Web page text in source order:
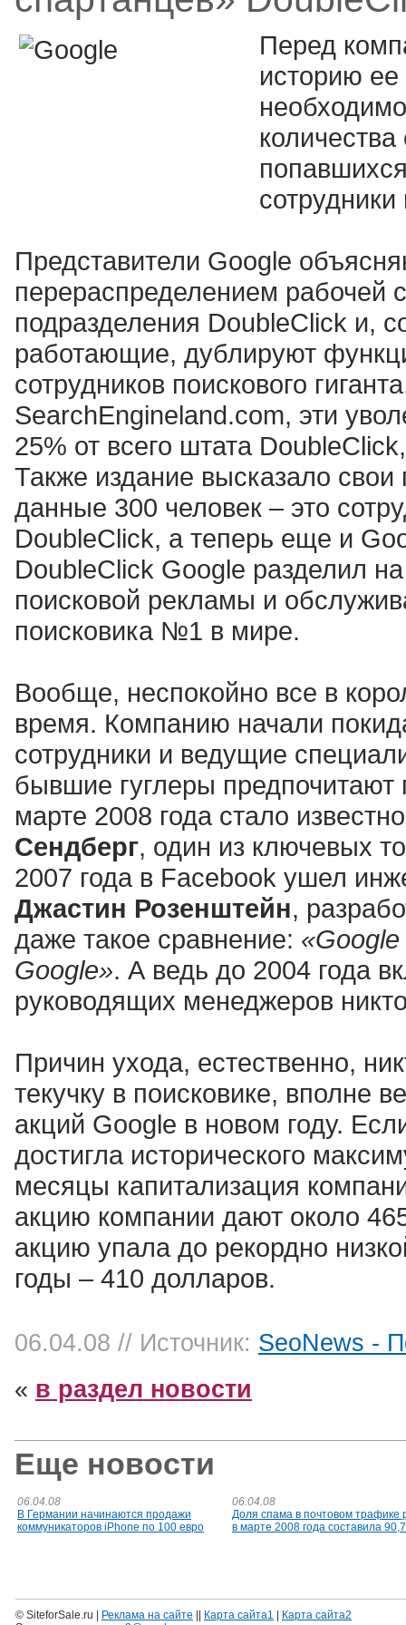
Перед
историю
Представители Google
перераспределением рабочей
подразделения DoubleClick и,
работающие, дублируют
сотрудников поискового
SearchЕngineland.com, эти
25% от всего штата
Также издание высказало свои
данные 300 человек – это
DoubleClick, а теперь еще и
DoubleClick Google разделил
поисковой рекламы и
поисковика №1 в мире.
Вообще, неспокойно все в
время. Компанию начали
сотрудники и ведущие
бывшие гуглеры предпочитают
марте 2008 года стало
Сендберг, один из ключевых
2007 года в Facebook ушел
Джастин Розенштейн,
даже такое сравнение:
Google». А ведь до 2004 года
руководящих менеджеров
Причин ухода, естественно,
текучку в поисковике, вполне
акций Google в новом году.
достигла исторического
месяцы капитализация
акцию компании дают около
акцию упала до рекордно
годы – 410 долларов.
06.04.08 // Источник: SeoNews -
« в раздел новости
Еще новости
06.04.08
В Германии начинаются продажи
коммуникаторов iPhone по 100 евро
06.04.08
Доля спама в почтовом трафике
в марте 2008 года составила
© SiteforSale.ru | Реклама на сайте Карта сайта1
Карта сайта2